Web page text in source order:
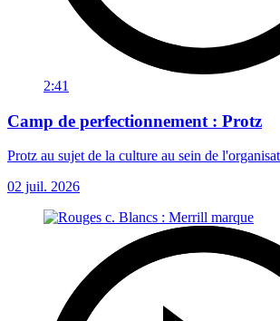
2:41
Camp de perfectionnement : Protz
Protz au sujet de la culture au sein de
02 juil. 2026